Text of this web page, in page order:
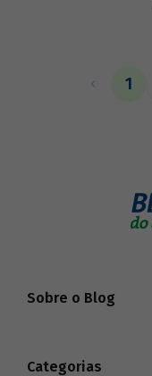
1
Sobre o Blog
Categorias